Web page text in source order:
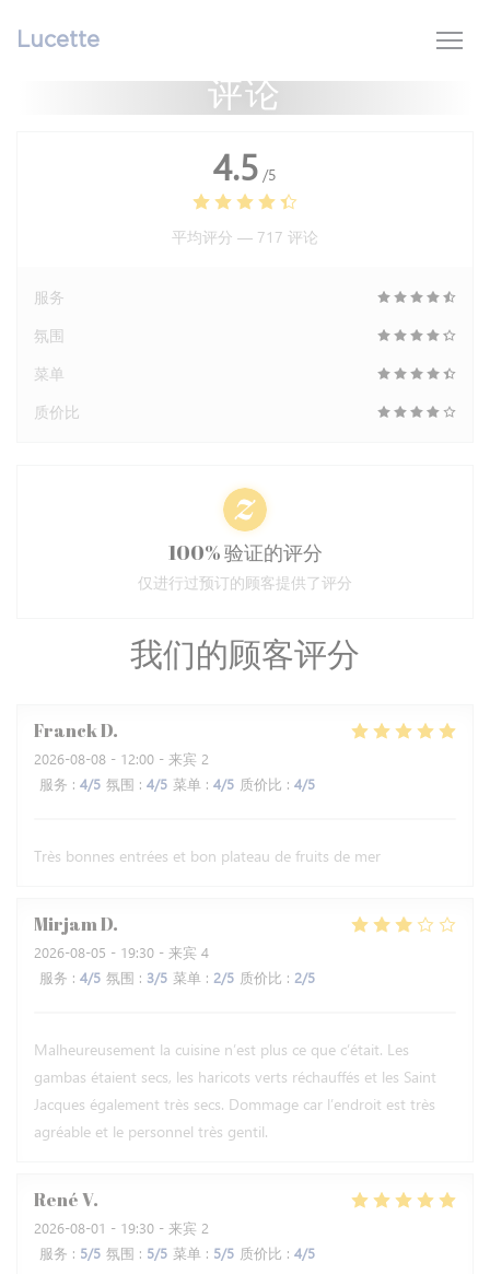
Lucette
评论
我们的顾客评分
FranckD
2026-08-08 - 12:00 - 来宾 2
服务 : 4/5 氛围 : 4/5 菜单 : 4/5 质价比 : 4/5
Très bonnes entrées et bon plateau de fruits de mer
MirjamD
2026-08-05 - 19:30 - 来宾 4
服务 : 4/5 氛围 : 3/5 菜单 : 2/5 质价比 : 2/5
Malheureusement la cuisine n’est plus ce que c’était. Les
gambas étaient secs, les haricots verts réchauffés et les Saint
Jacques également très secs. Dommage car l’endroit est très
agréable et le personnel très gentil.
RenéV
2026-08-01 - 19:30 - 来宾 2
服务 : 5/5 氛围 : 5/5 菜单 : 5/5 质价比 : 4/5
4.5 /5
平均评分 — 717 评论
服务
氛围
菜单
质价比
100% 验证的评分
仅进行过预订的顾客提供了评分